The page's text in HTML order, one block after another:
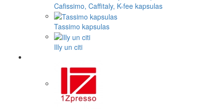
Cafissimo, Caffitaly, K-fee kapsulas
Tassimo kapsulas
Illy un citi